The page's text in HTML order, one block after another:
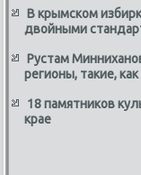
В крымском
двойными
Рустам
регионы, такие,
18 памятников
крае